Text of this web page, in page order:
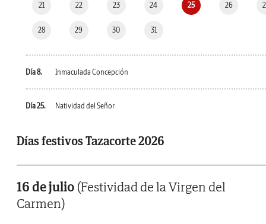
21 22 23 24 25 26
28 29 30 31
Día 8. Inmaculada Concepción
Día 25. Natividad del Señor
Días festivos Tazacorte 2026
16 de julio (Festividad de la Virgen del
Carmen)